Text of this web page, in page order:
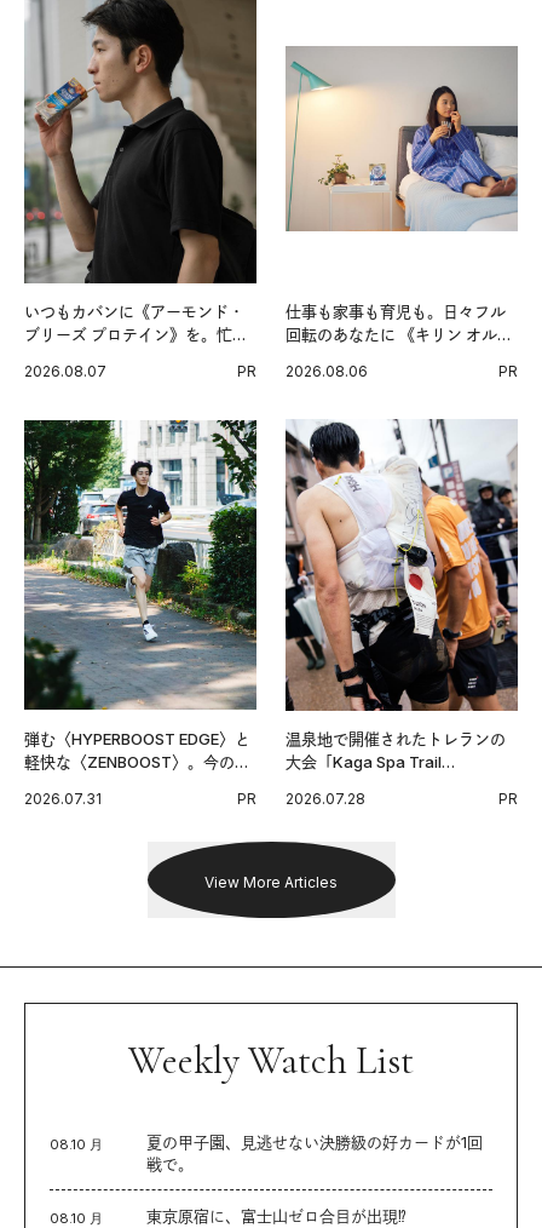
いつもカバンに《アーモンド・
ブリーズ プロテイン》を。忙し
グ習慣。
2026.08.07 PR
仕事も家事も育児も。日々フル
回転のあなたに 《キリン オルニ
2026.08.06 PR
弾む〈HYPERBOOST EDGE〉と
軽快な〈ZENBOOST〉。今の時
出した新機軸。
2026.07.31 PR
温泉地で開催されたトレランの
大会「Kaga Spa Trail
戦を夢見るランナーたちの奮闘
2026.07.28 PR
View More Articles
Weekly Watch List
08.10 月
夏の甲子園、見逃せない決勝級の好カードが1回
戦で。
08.10 月 東京原宿に、富士山ゼロ合目が出現⁉︎